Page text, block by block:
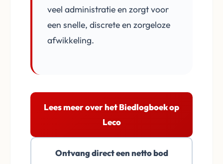
veel administratie en zorgt voor
een snelle, discrete en zorgeloze
afwikkeling.
Lees meer over het Biedlogboek op
Leco
Ontvang direct een netto bod